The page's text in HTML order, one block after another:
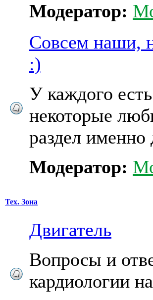
Модератор:
Совсем наши,
:)
У каждого
некоторые
раздел
Модератор:
Тех. Зона
Двигатель
Вопросы и
кардиологии